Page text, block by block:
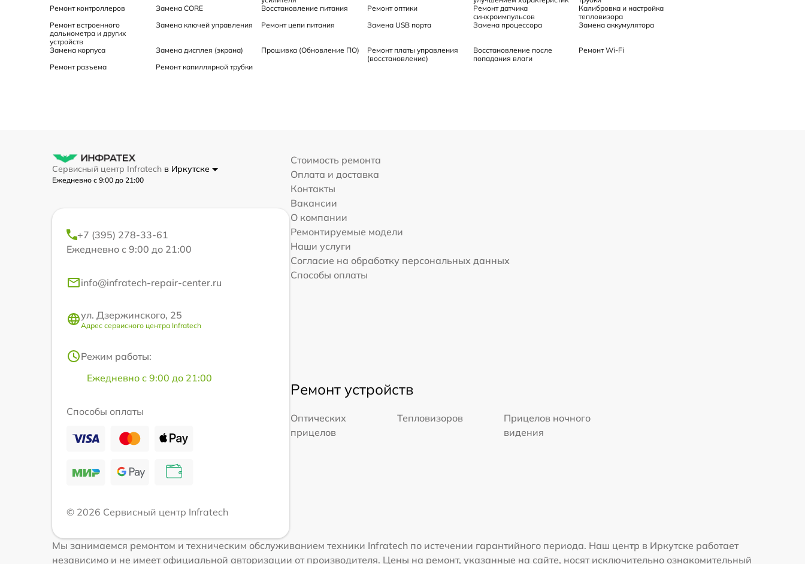
Ремонт контроллеров
Замена CORE Восстановление питания Ремонт оптики
Ремонт датчика
синхроимпульсов
Калибровка и настройка
тепловизора
Ремонт встроенного
дальнометра и других
устройств
Замена ключей управления Ремонт цепи питания Замена USB порта Замена процессора Замена аккумулятора
Замена корпуса Замена дисплея (экрана) Прошивка (Обновление ПО)
Ремонт платы управления
(восстановление)
Восстановление после
попадания влаги
Ремонт Wi-Fi
Ремонт разъема
Ремонт капиллярной трубки
Сервисный центр Infratech в Иркутске
Ежедневно с 9:00 до 21:00
+7 (395) 278-33-61
Ежедневно с 9:00 до 21:00
info@infratech-repair-center.ru
ул. Дзержинского, 25
Адрес сервисного центра Infratech
Режим работы:
Ежедневно с 9:00 до 21:00
Способы оплаты
© 2026 Сервисный центр Infratech
Стоимость ремонта
Оплата и доставка
Контакты
Вакансии
О компании
Ремонтируемые модели
Наши услуги
Согласие на обработку персональных данных
Способы оплаты
Ремонт устройств
Оптических
прицелов
Тепловизоров
Прицелов ночного
видения
Мы занимаемся ремонтом и техническим обслуживанием техники Infratech по истечении гарантийного периода. Наш центр в Иркутске работает
независимо и не имеет официальной авторизации от производителя. Цены на ремонт, указанные на сайте, носят исключительно ознакомительный